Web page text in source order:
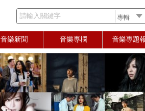
請輸入關鍵字
音樂新聞 音樂專欄 音樂專題